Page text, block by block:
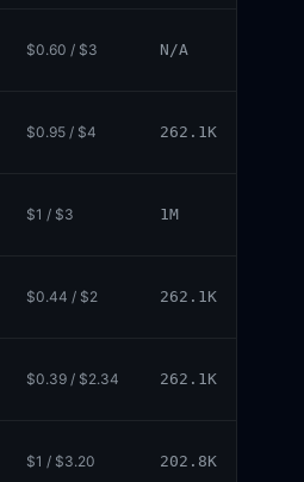
$0.60 / $3 N/A
$0.95 / $4 262.1K
$1 / $3 1M
$0.44 / $2 262.1K
$0.39 / $2.34 262.1K
$1 / $3.20 202.8K